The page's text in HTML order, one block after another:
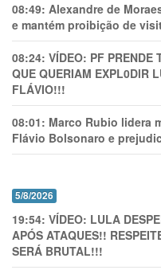
08:49: Alexandre de
e mantém proibição de
08:24: VÍDEO: PF PRENDE
QUE QUERIAM EXPL0DlR
FLÁVIO!!!
08:01: Marco Rubio lidera
Flávio Bolsonaro e
5/8/2026
19:54: VÍDEO: LULA
APÓS ATAQUES!!
SERÁ BRUTAL!!!